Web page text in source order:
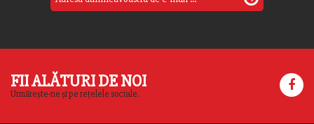
FII ALĂTURI DE NOI
Urmărește-ne și pe rețelele sociale.